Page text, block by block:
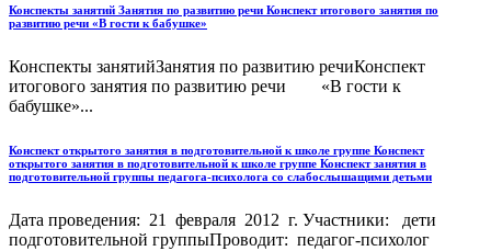
Конспекты занятий Занятия по развитию речи Конспект итогового занятия по
развитию речи «В гости к бабушке»
Конспекты занятийЗанятия по развитию речиКонспект
итогового занятия по развитию речи «В гости к
бабушке»...
Конспект открытого занятия в подготовительной к школе группе Конспект
открытого занятия в подготовительной к школе группе Конспект занятия в
подготовительной группы педагога-психолога со слабослышащими детьми
Дата проведения: 21 февраля 2012 г. Участники: дети
подготовительной группыПроводит: педагог-психолог